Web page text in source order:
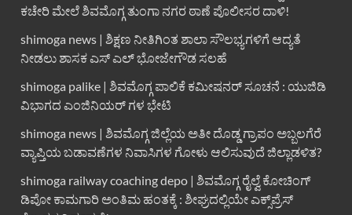
ಕಚೇರಿ ಮೇಲೆ ಶಿವಮೊಗ್ಗ ತುಂಗಾ ನಗರ ಠಾಣೆ ಪೊಲೀಸರ ದಾಳಿ!
shimoga news | ಶಿಕ್ಷಣ ನೀತಿಗಿಂತ ಶಾಲಾ ಸೌಲಭ್ಯಗಳಿಗೆ ಆದ್ಯತೆ
ನೀಡಲು ಶಾಸಕ ಎಸ್ ಎಲ್ ಭೋಜೇಗೌಡ ಸಲಹೆ
shimoga palike | ಶಿವಮೊಗ್ಗ ಪಾಲಿಕೆ ಕಮೀಷನರ್ ಸೂಚನೆ : ಯುಜಿಡಿ
ವಿಭಾಗದ ಎಂಜಿನಿಯರ್ ಗಳ ಭೇಟಿ
shimoga news | ಶಿವಮೊಗ್ಗ ಜಿಲ್ಲೆಯ ಅತೀ ದೊಡ್ಡ ಗ್ರಾಪಂ ಅಬ್ಬಲಗೆರೆ
ವ್ಯಾಪ್ತಿಯ ಬಡಾವಣೆಗಳ ನಿವಾಸಿಗಳ ಗೋಳು ಆಲಿಸುವುದೆ ಜಿಲ್ಲಾಡಳಿತ?
shimoga railway coaching depo | ಶಿವಮೊಗ್ಗ ರೈಲ್ವೆ ಕೋಚಿಂಗ್
ಡಿಪೋ ಕಾಮಗಾರಿ ಅಂತಿಮ ಹಂತಕ್ಕೆ : ಶೀಘ್ರದಲ್ಲಿಯೇ ಎಕ್ಸ್‌ಪ್ರೆಸ್